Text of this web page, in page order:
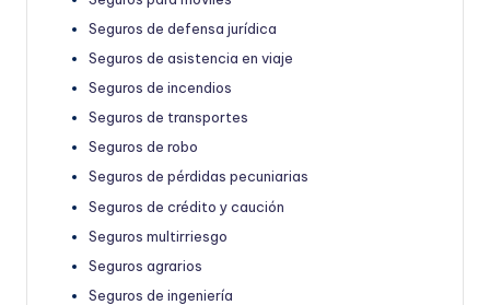
Seguros de defensa jurídica
Seguros de asistencia en viaje
Seguros de incendios
Seguros de transportes
Seguros de robo
Seguros de pérdidas pecuniarias
Seguros de crédito y caución
Seguros multirriesgo
Seguros agrarios
Seguros de ingeniería